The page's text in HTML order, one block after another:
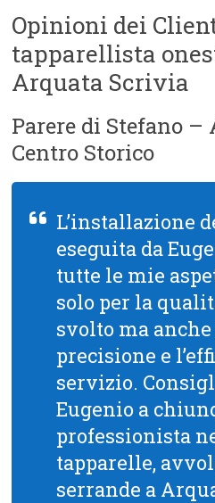
Opinioni dei
tapparellista
Arquata Scrivia
Parere di Stefano
Centro Storico
L’installazione
eseguita da
tutte le mie
solo per la
svolto ma
precisione e
servizio.
Eugenio a
professionista
tapparelle,
serrande a